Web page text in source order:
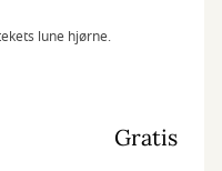
lune hjørne.
Gratis